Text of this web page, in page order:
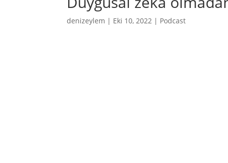
denizeylem | Eki 10, 2022 | Podcast